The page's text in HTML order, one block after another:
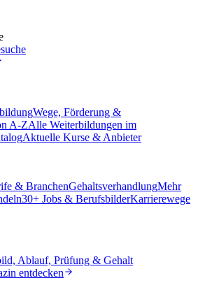
Wege, Förderung &
A-ZAlle Weiterbildungen im
Aktuelle Kurse & Anbieter
& BranchenGehaltsverhandlungMehr
30+ Jobs & BerufsbilderKarrierewege
Ablauf, Prüfung & Gehalt
entdecken